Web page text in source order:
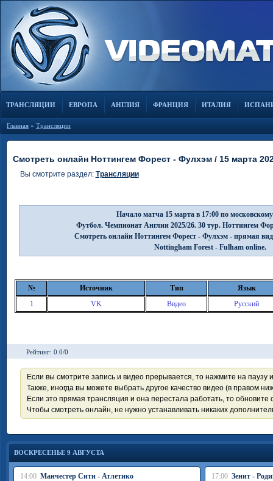
ТРАНСЛЯЦИИ ЕВРОПА АНГЛИЯ ФРАНЦИЯ ИТАЛИЯ
Главная » Трансляции
Смотреть онлайн Ноттингем Форест - Фулхэм / 15 марта
Вы смотрите раздел: Трансляции
Начало матча 15 марта в 17:00 по
Футбол. Чемпионат Англии 2025/26. 30 тур. Ноттингем
Смотреть онлайн Ноттингем Форест - Фулхэм - прямая
Nottingham Forest - Fulham online.
№ Источник Тип
Язык
1
VK Видео Русский
Рейтинг: 0.0/0
Если вы смотрите запись и видео прерывается, то нажмите на паузу
Также, иногда вы можете выбрать другое качество видео (в правом
Если это прямая трансляция и она перестала работать, то обновите
Чтобы смотреть онлайн, не нужно устанавливать никаких
ВОСКРЕСЕНЬЕ 9 АВГУСТА
14:00 Манчестер Сити - Атлетико
17:00 Зенит -